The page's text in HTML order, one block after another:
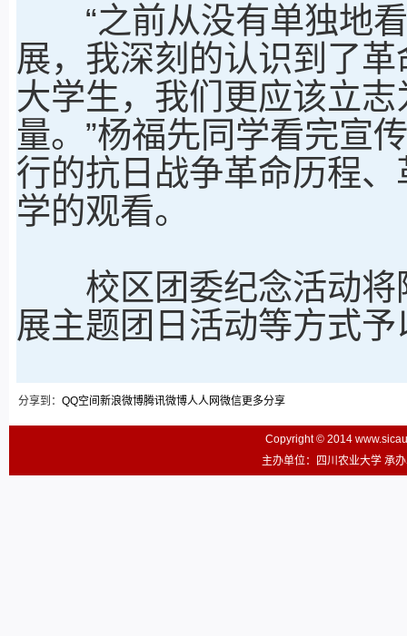
“之前从没有单独地看
展，我深刻的认识到了
大学生，我们更应该立
量。”杨福先同学看完宣
行的抗日战争革命历程
学的观看。
校区团委纪念活动将
展主题团日活动等方式
分享到： QQ空间 新浪微博腾讯微博人人网微信更多分享
Copyright © 2014
主办单位：四川农业大学 承